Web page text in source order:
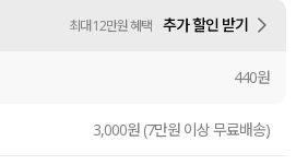
최대 12만원 혜택 추가 할인 받기
440원
3,000원 (7만원 이상 무료배송)